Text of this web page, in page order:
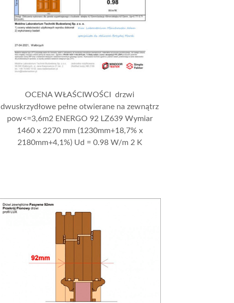
OCENA WŁAŚCIWOŚCI drzwi
dwuskrzydłowe pełne otwierane na zewnątrz
pow<=3,6m2 ENERGO 92 LZ639 Wymiar
1460 x 2270 mm (1230mm+18,7% x
2180mm+4,1%) Ud = 0.98 W/m 2 K